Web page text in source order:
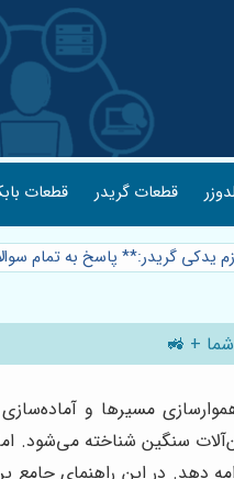
قطعات گریدر قطعات
مسیرها و
سنگین شناخته